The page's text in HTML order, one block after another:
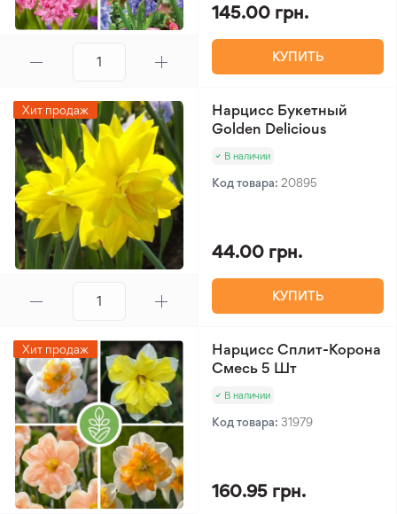
145.00 грн.
КУПИТЬ
Хит продаж
Нарцисс Букетный
Golden Delicious
В наличии
Код товара: 20895
44.00 грн.
КУПИТЬ
Хит продаж
Нарцисс Сплит-Корона
Смесь 5 Шт
В наличии
Код товара: 31979
160.95 грн.